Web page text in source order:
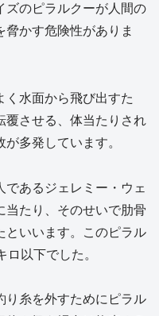
ズのピラルクーが人間の
かす危険性がありま
水面から飛び出すた
覆させる、体当たりされ
多発しています。
あるジェレミー・ウェ
たり、そのせいで肋骨
といいます。このピラル
以下でした。
り糸を外すためにピラル